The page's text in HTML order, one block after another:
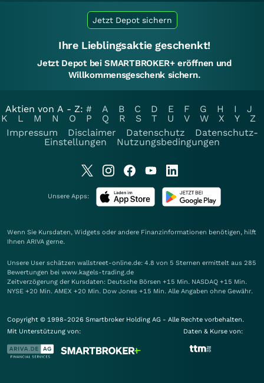
Jetzt Depot sichern
Ihre Lieblingsaktie geschenkt!
Jetzt Depot bei SMARTBROKER+ eröffnen und
Willkommensgeschenk sichern.
Aktien von A - Z: # A B C D E F G H I
J
K
L M N O P Q R S T U V W X Y
Z
Impressum
Disclaimer Datenschutz
Datenschutz-
Einstellungen
Nutzungsbedingungen
Unsere Apps:
Wenn Sie Kursdaten, Widgets oder andere Finanzinformationen benötigen, hilft
Ihnen ARIVA gerne.
Unsere User schätzen wallstreet-online.de: 4.8 von 5 Sternen ermittelt aus 285
Bewertungen bei www.kagels-trading.de
Zeitverzögerung der Kursdaten: Deutsche Börsen +15 Min. NASDAQ +15 Min.
NYSE +20 Min. AMEX +20 Min. Dow Jones +15 Min. Alle Angaben ohne Gewähr.
Copyright © 1998-2026 Smartbroker Holding AG - Alle Rechte vorbehalten.
Mit Unterstützung von:
Daten & Kurse von: